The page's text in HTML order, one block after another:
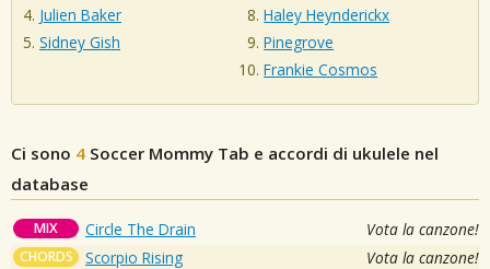
Julien Baker
Sidney Gish
Haley Heynderickx
Pinegrove
Frankie Cosmos
Ci sono 4 Soccer Mommy Tab e accordi di ukulele nel
database
MIX Circle The Drain Vota la canzone!
CHORDS Scorpio Rising Vota la canzone!